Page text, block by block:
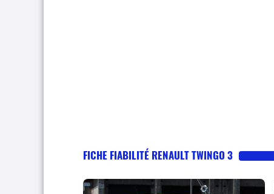
FICHE FIABILITÉ RENAULT TWINGO 3